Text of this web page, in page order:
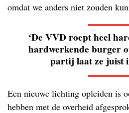
omdat we anders niet zouden
‘De VVD roept heel
hardwerkende burger
partij laat ze juist
Een nieuwe lichting opleiden is
hebben met de overheid